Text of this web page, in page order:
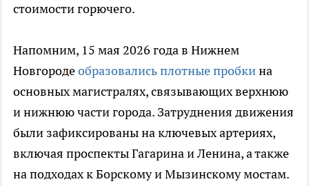
стоимости горючего.
Напомним, 15 мая 2026 года в Нижнем
Новгородеобразовались плотные пробкина
основных магистралях, связывающих верхнюю
и нижнюю части города. Затруднения движения
были зафиксированы на ключевых артериях,
включая проспекты Гагарина и Ленина, а также
на подходах к Борскому и Мызинскому мостам.